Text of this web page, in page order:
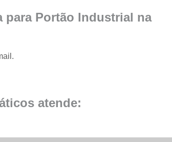
Empresa de
Empresa de
para Portão Industrial na
atende: